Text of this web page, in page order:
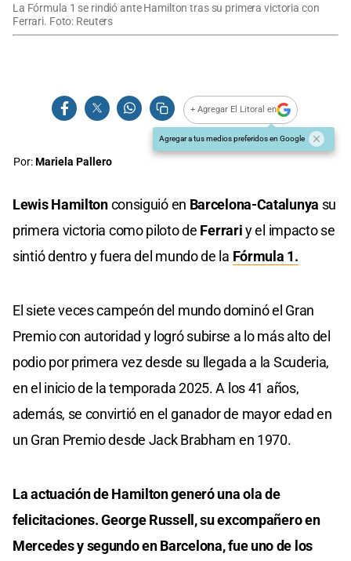
La Fórmula 1 se rindió ante Hamilton tras su primera victoria con
Ferrari. Foto: Reuters
+ Agregar El Litoral en
Agregar a tus medios preferidos en Google
Por:Mariela Pallero
Lewis Hamiltonconsiguió en Barcelona-Catalunya su
primera victoria como piloto de Ferrariy el impacto se
sintió dentro y fuera del mundo de la Fórmula 1.
El siete veces campeón del mundo dominó el Gran
Premio con autoridad y logró subirse a lo más alto del
podio por primera vez desde su llegada a la Scuderia,
en el inicio de la temporada 2025. A los 41 años,
además, se convirtió en el ganador de mayor edad en
un Gran Premio desde Jack Brabham en 1970.
La actuación de Hamilton generó una ola de
felicitaciones. George Russell, su excompañero en
Mercedes y segundo en Barcelona, fue uno de los